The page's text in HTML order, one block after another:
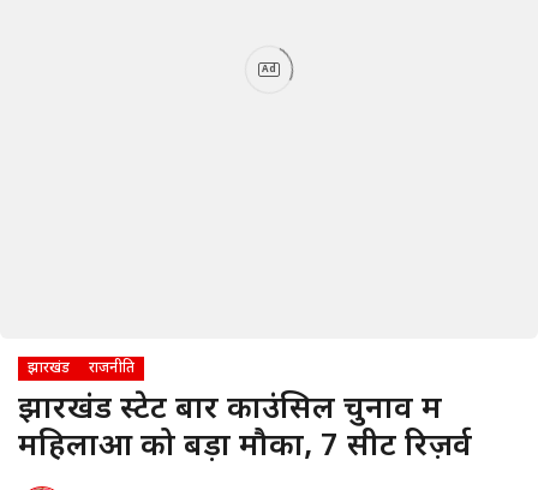
Ad
झारखंड राजनीति
झारखंड स्टेट बार काउंसिल चुनाव में
महिलाओं को बड़ा मौका, 7 सीटें रिज़र्व